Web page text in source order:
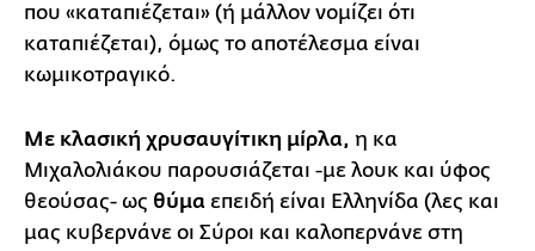
που «καταπιέζεται» (ή μάλλον νομίζει ότι
καταπιέζεται), όμως το αποτέλεσμα είναι
κωμικοτραγικό.
Με κλασική χρυσαυγίτικη μίρλα, η κα
Μιχαλολιάκου παρουσιάζεται -με λουκ και ύφος
θεούσας- ως θύμα επειδή είναι Ελληνίδα (λες και
μας κυβερνάνε οι Σύροι και καλοπερνάνε στη